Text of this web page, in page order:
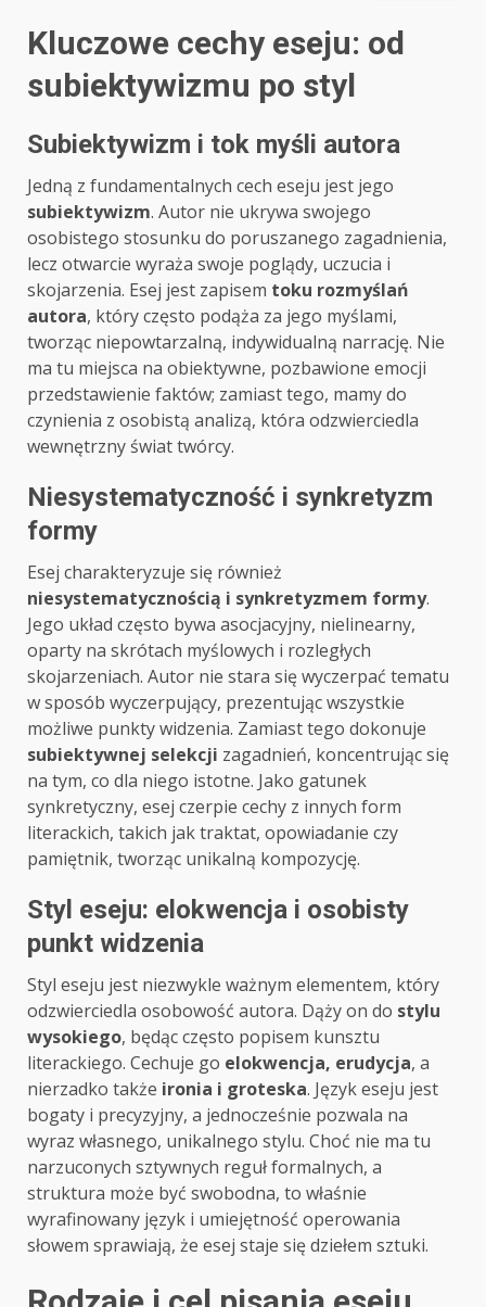
Kluczowe cechy eseju: od
subiektywizmu po styl
Subiektywizm i tok myśli autora
Jedną z fundamentalnych cech eseju jest jego
subiektywizm. Autor nie ukrywa swojego
osobistego stosunku do poruszanego zagadnienia,
lecz otwarcie wyraża swoje poglądy, uczucia i
skojarzenia. Esej jest zapisem toku rozmyślań
autora, który często podąża za jego myślami,
tworząc niepowtarzalną, indywidualną narrację. Nie
ma tu miejsca na obiektywne, pozbawione emocji
przedstawienie faktów; zamiast tego, mamy do
czynienia z osobistą analizą, która odzwierciedla
wewnętrzny świat twórcy.
Niesystematyczność i synkretyzm
formy
Esej charakteryzuje się również
niesystematycznością i synkretyzmem formy.
Jego układ często bywa asocjacyjny, nielinearny,
oparty na skrótach myślowych i rozległych
skojarzeniach. Autor nie stara się wyczerpać tematu
w sposób wyczerpujący, prezentując wszystkie
możliwe punkty widzenia. Zamiast tego dokonuje
subiektywnej selekcji zagadnień, koncentrując się
na tym, co dla niego istotne. Jako gatunek
synkretyczny, esej czerpie cechy z innych form
literackich, takich jak traktat, opowiadanie czy
pamiętnik, tworząc unikalną kompozycję.
Styl eseju: elokwencja i osobisty
punkt widzenia
Styl eseju jest niezwykle ważnym elementem, który
odzwierciedla osobowość autora. Dąży on do stylu
wysokiego, będąc często popisem kunsztu
literackiego. Cechuje go elokwencja, erudycja, a
nierzadko także ironia i groteska. Język eseju jest
bogaty i precyzyjny, a jednocześnie pozwala na
wyraz własnego, unikalnego stylu. Choć nie ma tu
narzuconych sztywnych reguł formalnych, a
struktura może być swobodna, to właśnie
wyrafinowany język i umiejętność operowania
słowem sprawiają, że esej staje się dziełem sztuki.